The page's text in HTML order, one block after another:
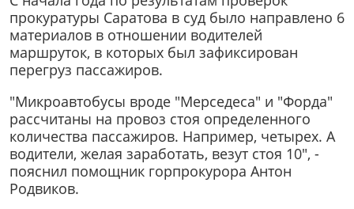
прокуратуры Саратова в суд было направлено 6
материалов в отношении водителей
маршруток, в которых был зафиксирован
перегруз пассажиров.
"Микроавтобусы вроде "Мерседеса" и "Форда"
рассчитаны на провоз стоя определенного
количества пассажиров. Например, четырех. А
водители, желая заработать, везут стоя 10", -
пояснил помощник горпрокурора Антон
Родвиков.